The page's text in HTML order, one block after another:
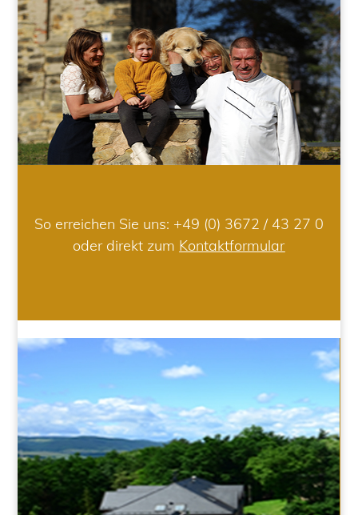
So erreichen Sie uns: +49 (0) 3672 / 43 27 0
oder direkt zum Kontaktformular
HOTEL